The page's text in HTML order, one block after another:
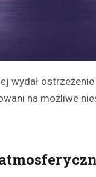
wydał
na możliwe